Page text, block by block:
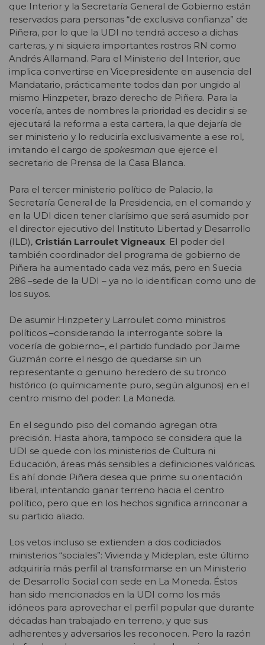
que Interior y la Secretaría General de Gobierno están
reservados para personas “de exclusiva confianza” de
Piñera, por lo que la UDI no tendrá acceso a dichas
carteras, y ni siquiera importantes rostros RN como
Andrés Allamand. Para el Ministerio del Interior, que
implica convertirse en Vicepresidente en ausencia del
Mandatario, prácticamente todos dan por ungido al
mismo Hinzpeter, brazo derecho de Piñera. Para la
vocería, antes de nombres la prioridad es decidir si se
ejecutará la reforma a esta cartera, la que dejaría de
ser ministerio y lo reduciría exclusivamente a ese rol,
imitando el cargo de spokesman que ejerce el
secretario de Prensa de la Casa Blanca.
Para el tercer ministerio político de Palacio, la
Secretaría General de la Presidencia, en el comando y
en la UDI dicen tener clarísimo que será asumido por
el director ejecutivo del Instituto Libertad y Desarrollo
(ILD), Cristián Larroulet Vigneaux. El poder del
también coordinador del programa de gobierno de
Piñera ha aumentado cada vez más, pero en Suecia
286 –sede de la UDI – ya no lo identifican como uno de
los suyos.
De asumir Hinzpeter y Larroulet como ministros
políticos –considerando la interrogante sobre la
vocería de gobierno–, el partido fundado por Jaime
Guzmán corre el riesgo de quedarse sin un
representante o genuino heredero de su tronco
histórico (o químicamente puro, según algunos) en el
centro mismo del poder: La Moneda.
En el segundo piso del comando agregan otra
precisión. Hasta ahora, tampoco se considera que la
UDI se quede con los ministerios de Cultura ni
Educación, áreas más sensibles a definiciones valóricas.
Es ahí donde Piñera desea que prime su orientación
liberal, intentando ganar terreno hacia el centro
político, pero que en los hechos significa arrinconar a
su partido aliado.
Los vetos incluso se extienden a dos codiciados
ministerios “sociales”: Vivienda y Mideplan, este último
adquiriría más perfil al transformarse en un Ministerio
de Desarrollo Social con sede en La Moneda. Éstos
han sido mencionados en la UDI como los más
idóneos para aprovechar el perfil popular que durante
décadas han trabajado en terreno, y que sus
adherentes y adversarios les reconocen. Pero la razón